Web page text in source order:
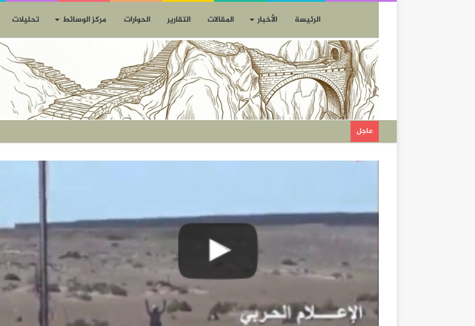
الرئيسة الأخبار المقالات التقارير الحوارات مركز الوسائط تحليلات
عاجل